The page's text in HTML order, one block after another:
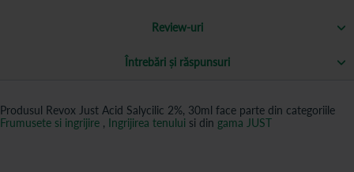
Review-uri
Întrebări și răspunsuri
Produsul Revox Just Acid Salycilic 2%, 30ml face parte din categoriile
Frumusete si ingrijire , Ingrijirea tenului si din gama JUST